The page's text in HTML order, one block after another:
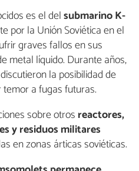
es el delsubmarino K-
por la Unión Soviética en el
graves fallos en sus
metal líquido. Durante años,
la posibilidad de
a fugas futuras.
sobre otros reactores,
y residuos militares
en zonas árticas soviéticas.